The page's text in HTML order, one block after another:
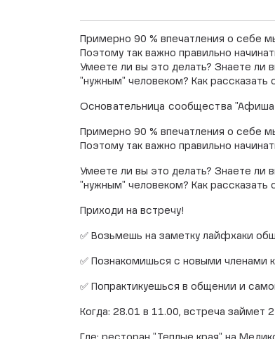
Примерно 90 % впечатления о себе
Поэтому так важно правильно
Умеете ли вы это делать? Знаете ли
"нужным" человеком? Как рассказать
Основательница сообщества
Примерно 90 % впечатления о себе
Поэтому так важно правильно
Умеете ли вы это делать? Знаете ли
"нужным" человеком? Как рассказать
Приходи на встречу!
✅ Возьмешь на заметку лайфхаки
✅ Познакомишься с новыми членами
✅ Попрактикуешься в общении и
Когда: 28.01 в 11.00, встреча займет